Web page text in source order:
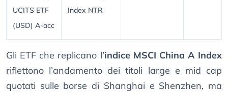
UCITS ETF
(USD) A-acc
Index NTR
Gli ETF che replicano l’indice MSCI China A Index
riflettono l’andamento dei titoli large e mid cap
quotati sulle borse di Shanghai e Shenzhen, ma